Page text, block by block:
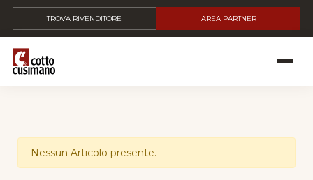
TROVA RIVENDITORE AREA PARTNER
Nessun Articolo presente.